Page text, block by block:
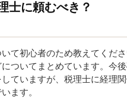
士に頼むべき？
て初心者のため教えてくださ
ついてまとめています。今
ていますが、税理士に経理
ます。